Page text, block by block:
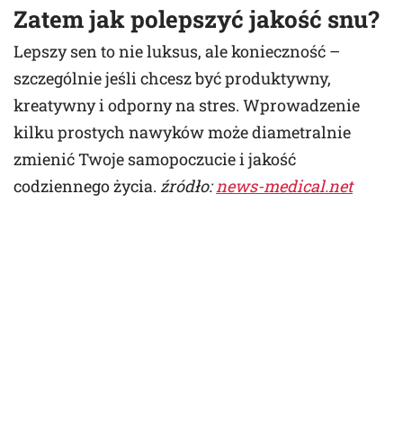
Zatemjak polepszyć jakość snu?
Lepszy sen to nie luksus, ale konieczność –
szczególnie jeśli chcesz być produktywny,
kreatywny i odporny na stres. Wprowadzenie
kilku prostych nawyków może diametralnie
zmienić Twoje samopoczucie i jakość
codziennego życia. źródło:news-medical.net